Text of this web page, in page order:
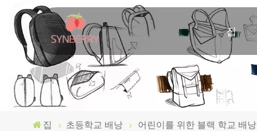
집
집 초등학교 배낭 어린이를 위한 블랙 학교 배낭